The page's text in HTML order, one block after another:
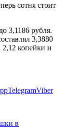
сотня стоит
3,1186 рубля.
3,3880
2,12 копейки и
TelegramViber
в